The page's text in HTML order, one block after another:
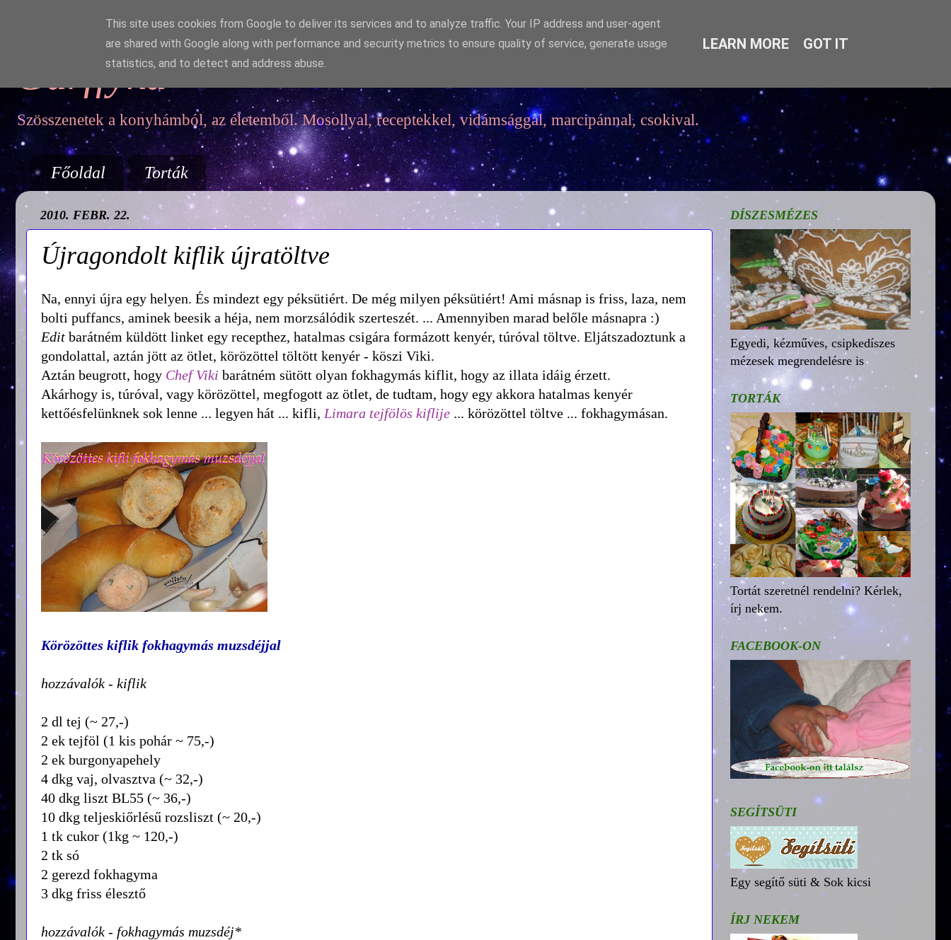
Garffyka
Szösszenetek a konyhámból, az életemből. Mosollyal, receptekkel, vidámsággal, marcipánnal, csokival.
Főoldal Torták
2010. FEBR. 22.
Újragondolt kiflik újratöltve
Na, ennyi újra egy helyen. És mindezt egy péksütiért. De még milyen péksütiért! Ami másnap is friss, laza, nem
bolti puffancs, aminek beesik a héja, nem morzsálódik szerteszét. ... Amennyiben marad belőle másnapra :)
Edit barátném küldött linket egy recepthez, hatalmas csigára formázott kenyér, túróval töltve. Eljátszadoztunk a
gondolattal, aztán jött az ötlet, körözöttel töltött kenyér - köszi Viki.
Aztán beugrott, hogy Chef Viki barátném sütött olyan fokhagymás kiflit, hogy az illata idáig érzett.
Akárhogy is, túróval, vagy körözöttel, megfogott az ötlet, de tudtam, hogy egy akkora hatalmas kenyér
kettőésfelünknek sok lenne ... legyen hát ... kifli, Limara tejfölös kiflije ... körözöttel töltve ... fokhagymásan.
Körözöttes kiflik fokhagymás muzsdéjjal
hozzávalók - kiflik
2 dl tej (~ 27,-)
2 ek tejföl (1 kis pohár ~ 75,-)
2 ek burgonyapehely
4 dkg vaj, olvasztva (~ 32,-)
40 dkg liszt BL55 (~ 36,-)
10 dkg teljeskiőrlésű rozsliszt (~ 20,-)
1 tk cukor (1kg ~ 120,-)
2 tk só
2 gerezd fokhagyma
3 dkg friss élesztő
hozzávalók - fokhagymás muzsdéj*
DÍSZESMÉZES
Egyedi, kézműves, csipkedíszes
mézesek megrendelésre is
TORTÁK
Tortát szeretnél rendelni? Kérlek,
írj nekem.
FACEBOOK-ON
SEGÍTSÜTI
Egy segítő süti & Sok kicsi
ÍRJ NEKEM
This site uses cookies from Google to deliver its services and to analyze traffic. Your IP address and user-agent
are shared with Google along with performance and security metrics to ensure quality of service, generate usage
statistics, and to detect and address abuse.
LEARN MORE GOT IT